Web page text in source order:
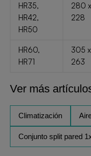
HR35,
HR42,
HR50
280
228
HR60,
HR71
305
263
Ver más
Climatización
Conjunto split pared